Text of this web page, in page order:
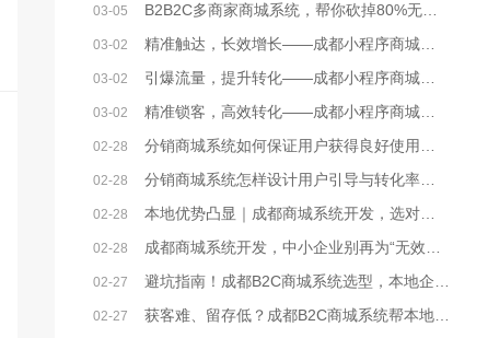
03-05 B2B2C多商家商城系统，帮你砍掉80%无效运营成本
03-02 精准触达，长效增长——成都小程序商城系统精准营销方法解析
03-02 引爆流量，提升转化——成都小程序商城系统活动策划实战方案
03-02 精准锁客，高效转化——成都小程序商城系统社群搭建全攻略
02-28 分销商城系统如何保证用户获得良好使用体验？
02-28 分销商城系统怎样设计用户引导与转化率提升策略？
02-28 本地优势凸显｜成都商城系统开发，选对本地服务商少走90%弯路
02-28 成都商城系统开发，中小企业别再为“无效开发”浪费成本
02-27 避坑指南！成都B2C商城系统选型，本地企业必看的核心要点
02-27 获客难、留存低？成都B2C商城系统帮本地企业破局电商困局